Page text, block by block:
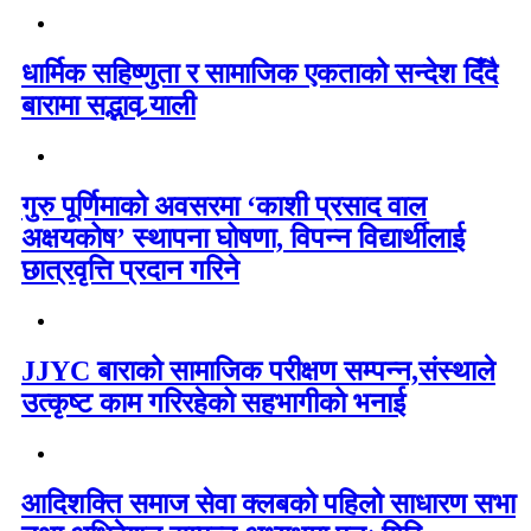
धार्मिक सहिष्णुता र सामाजिक एकताको सन्देश दिँदै
बारामा सद्भाव र्‍याली
गुरु पूर्णिमाको अवसरमा ‘काशी प्रसाद वाल
अक्षयकोष’ स्थापना घोषणा, विपन्न विद्यार्थीलाई
छात्रवृत्ति प्रदान गरिने
JJYC बाराको सामाजिक परीक्षण सम्पन्न,संस्थाले
उत्कृष्ट काम गरिरहेको सहभागीको भनाई
आदिशक्ति समाज सेवा क्लबको पहिलो साधारण सभा